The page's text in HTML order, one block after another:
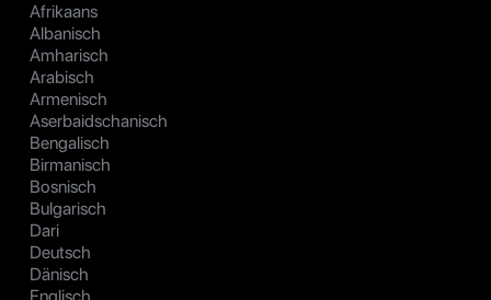
Afrikaans
Albanisch
Amharisch
Arabisch
Armenisch
Aserbaidschanisch
Bengalisch
Birmanisch
Bosnisch
Bulgarisch
Dari
Deutsch
Dänisch